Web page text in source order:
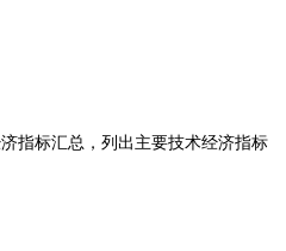
标汇总，列出主要技术经济指标